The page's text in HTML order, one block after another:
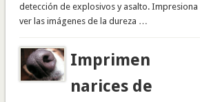
detección de explosivos y asalto. Impresiona
ver las imágenes de la dureza …
Imprimen
narices de